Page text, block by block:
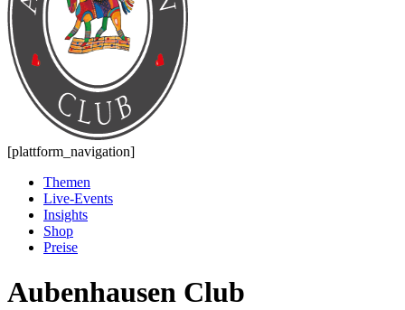
[plattform_navigation]
Themen
Live-Events
Insights
Shop
Preise
Aubenhausen Club